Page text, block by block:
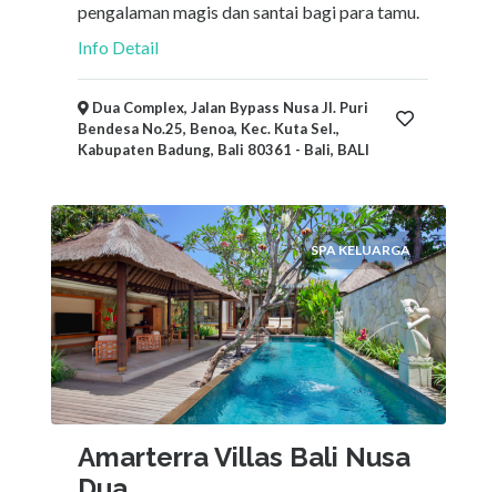
pengalaman magis dan santai bagi para tamu.
Info Detail
Dua Complex, Jalan Bypass Nusa Jl. Puri
Bendesa No.25, Benoa, Kec. Kuta Sel.,
Kabupaten Badung, Bali 80361 - Bali, BALI
SPA KELUARGA
Amarterra Villas Bali Nusa